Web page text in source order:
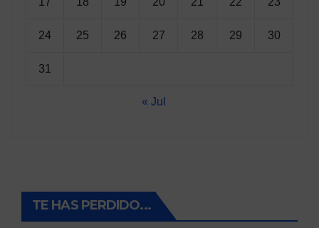
24 25 26 27 28 29 30
31
« Jul
TE HAS PERDIDO...